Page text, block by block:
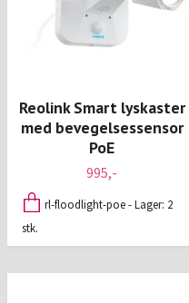
Reolink Smart lyskaster
med bevegelsessensor
PoE
995,-
rl-floodlight-poe - Lager: 2
stk.